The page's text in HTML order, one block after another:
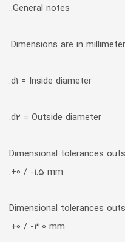
General notes..
Dimensions are in
d1 = Inside diameter.
d2 = Outside diameter.
Dimensional tolerances
+0 / -1.5 mm.
Dimensional tolerances
+0 / -3.0 mm.